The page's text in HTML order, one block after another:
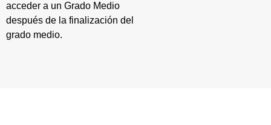
acceder a un Grado Medio
después de la finalización del
grado medio.